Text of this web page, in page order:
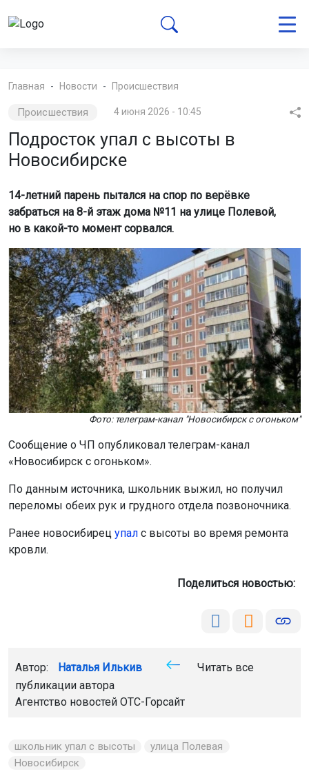
Главная Новости Происшествия
Происшествия 4 июня 2026 - 10:45
Подросток упал с высоты в
Новосибирске
14-летний парень пытался на спор по верёвке
забраться на 8-й этаж дома №11 на улице Полевой,
но в какой-то момент сорвался.
Фото: телеграм-канал "Новосибирск с огоньком"
Сообщение о ЧП опубликовал телеграм-канал
«Новосибирск с огоньком».
По данным источника, школьник выжил, но получил
переломы обеих рук и грудного отдела позвоночника.
Ранее новосибирец упал с высоты во время ремонта
кровли.
Поделиться новостью:
Автор: Наталья Илькив
Читать все
публикации автора
Агентство новостей ОТС-Горсайт
школьник упал с высоты
улица Полевая
Новосибирск